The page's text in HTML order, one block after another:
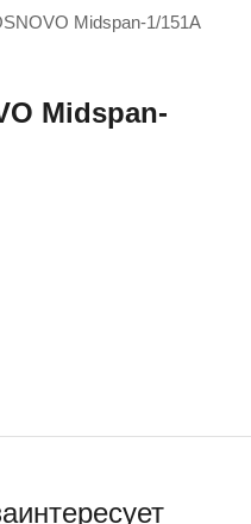
Midspan-1/151A
Midspan-